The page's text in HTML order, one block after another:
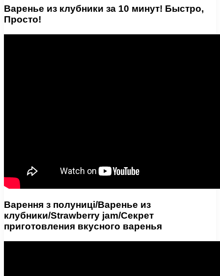
Варенье из клубники за 10 минут! Быстро,
Просто!
Варення з полуниці/Варенье из
клубники/Strawberry jam/Секрет
приготовления вкусного варенья